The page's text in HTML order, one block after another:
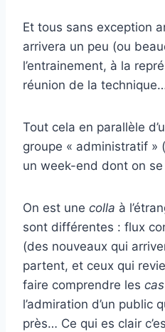
Et tous sans exception
arrivera un peu (ou
l’entrainement, à la
réunion de la
Tout cela en parallèle
groupe « administratif » (
un week-end dont on
On est une colla à
sont différentes : flux
(des nouveaux qui
partent, et ceux qui
faire comprendre les
l’admiration d’un public
près… Ce qui es clair